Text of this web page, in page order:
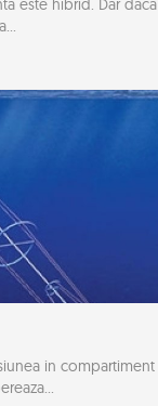
este hibrid. Dar daca
in compartiment